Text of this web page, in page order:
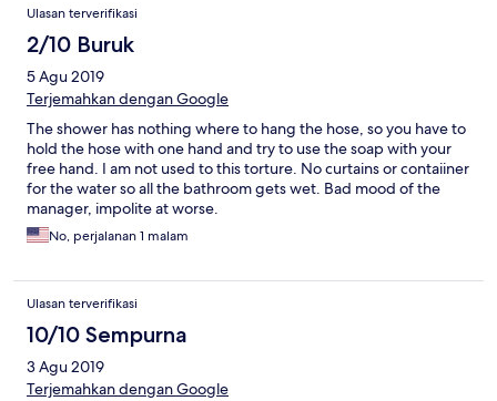
Ulasan terverifikasi
2/10 Buruk
5 Agu 2019
Terjemahkan dengan Google
The shower has nothing where to hang the hose, so you have to
hold the hose with one hand and try to use the soap with your
free hand. I am not used to this torture. No curtains or contaiiner
for the water so all the bathroom gets wet. Bad mood of the
manager, impolite at worse.
No, perjalanan 1 malam
Ulasan terverifikasi
10/10 Sempurna
3 Agu 2019
Terjemahkan dengan Google